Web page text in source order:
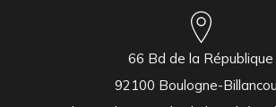
66 Bd de la République
92100 Boulogne-